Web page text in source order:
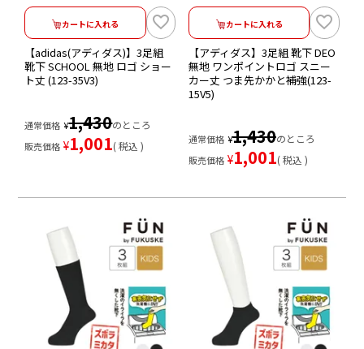
カートに入れる
【adidas(アディダス)】3足組
靴下 SCHOOL 無地 ロゴ ショー
ト丈 (123-35V3)
通常価格 ¥1,430のところ
販売価格 ¥1,001 税込
カートに入れる
【アディダス】3足組 靴下 DEO
無地 ワンポイントロゴ スニー
カー丈 つま先かかと補強(123-
15V5)
通常価格 ¥1,430のところ
販売価格 ¥1,001 税込